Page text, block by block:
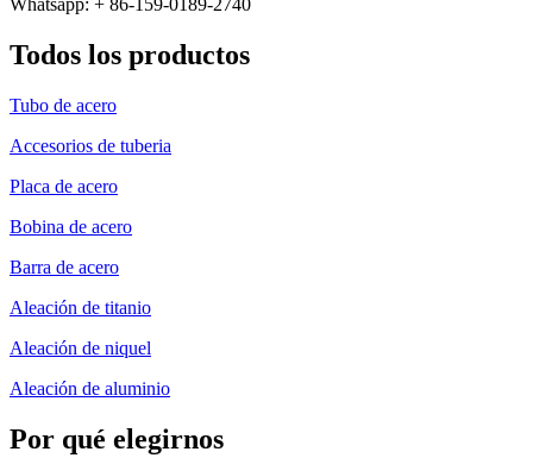
Whatsapp: + 86-159-0189-2740
Todos los productos
Tubo de acero
Accesorios de tuberia
Placa de acero
Bobina de acero
Barra de acero
Aleación de titanio
Aleación de niquel
Aleación de aluminio
Por qué elegirnos